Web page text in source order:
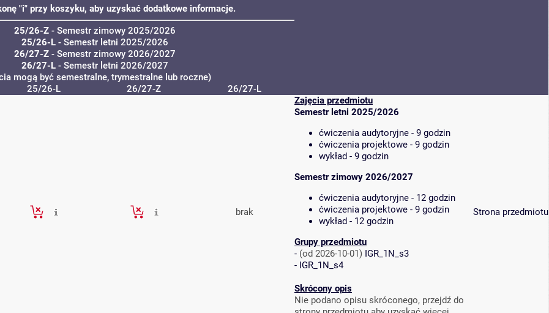
"i" przy koszyku, aby uzyskać dodatkowe informacje.
25/26-Z- Semestr zimowy 2025/2026
25/26-L- Semestr letni 2025/2026
26/27-Z- Semestr zimowy 2026/2027
26/27-L- Semestr letni 2026/2027
mogą być semestralne, trymestralne lub roczne)
25/26-L 26/27-Z 26/27-L
brak
Zajęcia przedmiotu
Semestr letni 2025/2026
ćwiczenia audytoryjne - 9 godzin
ćwiczenia projektowe - 9 godzin
wykład - 9 godzin
Semestr zimowy 2026/2027
ćwiczenia audytoryjne - 12 godzin
ćwiczenia projektowe - 9 godzin
wykład - 12 godzin
Grupy przedmiotu
- (od 2026-10-01) IGR_1N_s3
- IGR_1N_s4
Skrócony opis
Nie podano opisu skróconego, przejdź do
Strona przedmiotu